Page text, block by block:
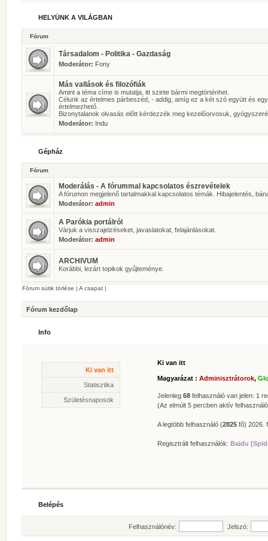
HELYÜNK A VILÁGBAN
Fórum
Társadalom - Politika - Gazdaság
Moderátor: Fony
Más vallások és filozófiák
Amint a téma címe is mutatja, itt szinte bármi megtörténhet.
Célunk az értelmes párbeszéd, - addig, amíg ez a két szó együtt és
értelmezhető.
Bizonytalanok olvasás előtt kérdezzék meg kezelőorvosuk,
Moderátor: Indu
Gépház
Fórum
Moderálás - A fórummal kapcsolatos észrevételek
A fórumon megjelenő tartalmakkal kapcsolatos témák. Hibajelentés,
Moderátor: admin
A Parókia portálról
Várjuk a visszajelzéseket, javaslatokat, felajánlásokat.
Moderátor: admin
ARCHIVUM
Korábbi, lezárt topikok gyűjteménye.
Fórum sütik törlése | A csapat |
Fórum kezdőlap
Info
Ki van itt
Ki van itt
Magyarázat : Adminisztrátorok,
Jelenleg 68 felhasználó van jelen: 1
(Az elmúlt 5 percben aktív
A legtöbb felhasználó (2825 fő) 2026.
Regisztrált felhasználók: Baidu
Statisztika
Statisztika
* Hozzászólások száma:
62614
* Témák száma:
* Felhasználók száma: 606
* Legújabb regisztrált tagunk:Zolee
Születésnaposok
Belépés
Felhasználónév: Jelszó: